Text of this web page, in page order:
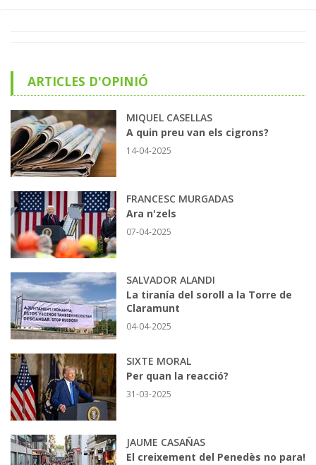
ARTICLES D'OPINIÓ
MIQUEL CASELLAS
A quin preu van els cigrons?
14-04-2025
FRANCESC MURGADAS
Ara n'zels
07-04-2025
SALVADOR ALANDI
La tiranía del soroll a la Torre de
Claramunt
04-04-2025
SIXTE MORAL
Per quan la reacció?
31-03-2025
JAUME CASAÑAS
El creixement del Penedès no para!